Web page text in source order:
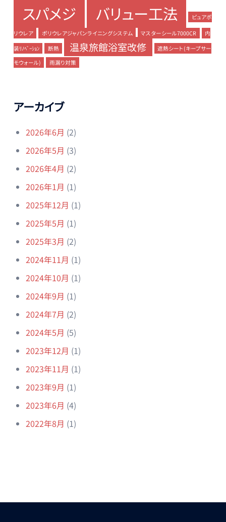
スパメジ バリュー工法 ピュアポ
リウレア ポリウレアジャパンライニングシステム マスターシール7000CR
内
装ﾘﾉﾍﾞｰｼｮﾝ
断熱 温泉旅館浴室改修
遮熱シート(キープサー
モウォール)
雨漏り対策
アーカイブ
2026年6月 (2)
2026年5月 (3)
2026年4月 (2)
2026年1月 (1)
2025年12月 (1)
2025年5月 (1)
2025年3月 (2)
2024年11月 (1)
2024年10月 (1)
2024年9月 (1)
2024年7月 (2)
2024年5月 (5)
2023年12月 (1)
2023年11月 (1)
2023年9月 (1)
2023年6月 (4)
2022年8月 (1)